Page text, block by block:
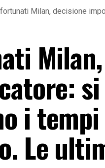
Milan, decisione
i
Le